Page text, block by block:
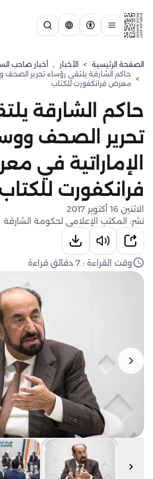
الصفحة الرئيسية > الأخبار , أخبار صاحب
>
حاكم الشارقة يلتقي رؤساء تحرير الصحف
معرض فرانكفورت للكتاب
حاكم الشارقة
تحرير الصحف
الإماراتية في
فرانكفورت
الاثنين 16 أكتوبر 2017
نشر: المكتب الإعلامي لحكومة الشارقة
وقت القراءة : 7 دقائق قراءة